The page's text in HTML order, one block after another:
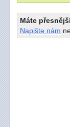
Máte
Napište nám